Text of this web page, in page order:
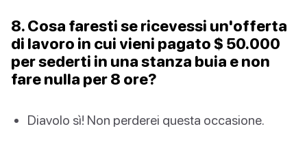
8. Cosa faresti se ricevessi un'offerta
di lavoro in cui vieni pagato $ 50.000
per sederti in una stanza buia e non
fare nulla per 8 ore?
Diavolo sì! Non perderei questa occasione.